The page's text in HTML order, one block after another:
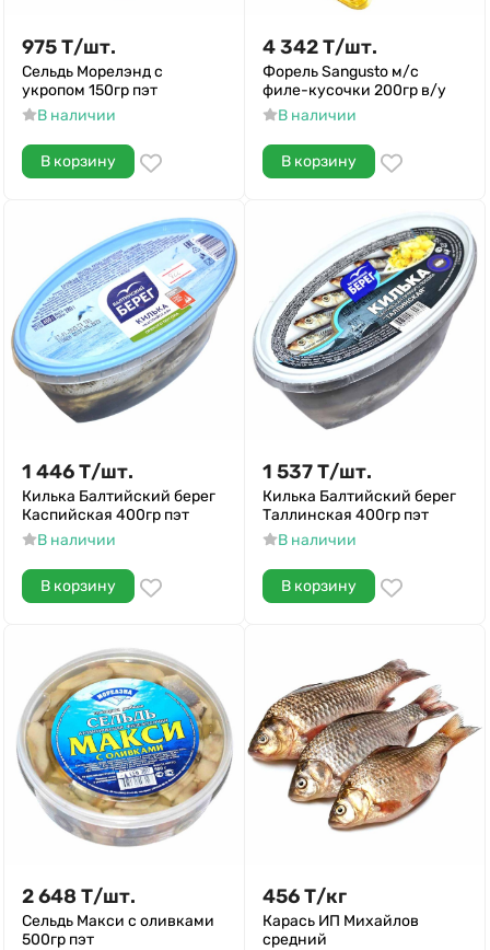
975Т/шт.
Сельдь Морелэнд с
укропом 150гр пэт
В наличии
В корзину
4 342Т/шт.
Форель Sangusto м/с
филе-кусочки 200гр в/у
В наличии
В корзину
1 446Т/шт.
Килька Балтийский берег
Каспийская 400гр пэт
В наличии
В корзину
1 537Т/шт.
Килька Балтийский берег
Таллинская 400гр пэт
В наличии
В корзину
2 648 Т/шт.
Сельдь Макси с оливками
500гр пэт
456Т/кг
Карась ИП Михайлов
средний